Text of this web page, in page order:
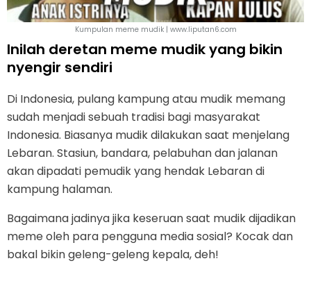
Kumpulan meme mudik | www.liputan6.com
Inilah deretan meme mudik yang bikin
nyengir sendiri
Di Indonesia, pulang kampung atau mudik memang
sudah menjadi sebuah tradisi bagi masyarakat
Indonesia. Biasanya mudik dilakukan saat menjelang
Lebaran. Stasiun, bandara, pelabuhan dan jalanan
akan dipadati pemudik yang hendak Lebaran di
kampung halaman.
Bagaimana jadinya jika keseruan saat mudik dijadikan
meme oleh para pengguna media sosial? Kocak dan
bakal bikin geleng-geleng kepala, deh!